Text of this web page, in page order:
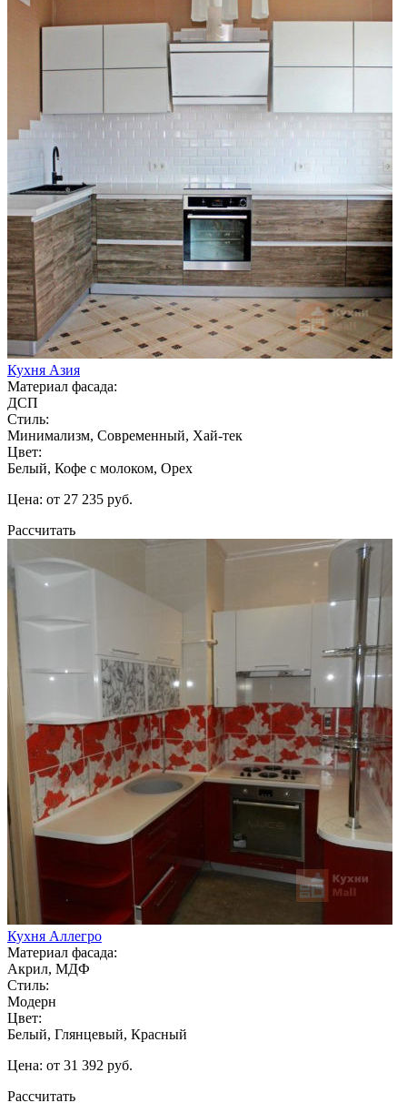
Кухня Азия
Материал фасада:
ДСП
Стиль:
Минимализм, Современный, Хай-тек
Цвет:
Белый, Кофе с молоком, Орех
Цена: от 27 235 руб.
Рассчитать
Кухня Аллегро
Материал фасада:
Акрил, МДФ
Стиль:
Модерн
Цвет:
Белый, Глянцевый, Красный
Цена: от 31 392 руб.
Рассчитать